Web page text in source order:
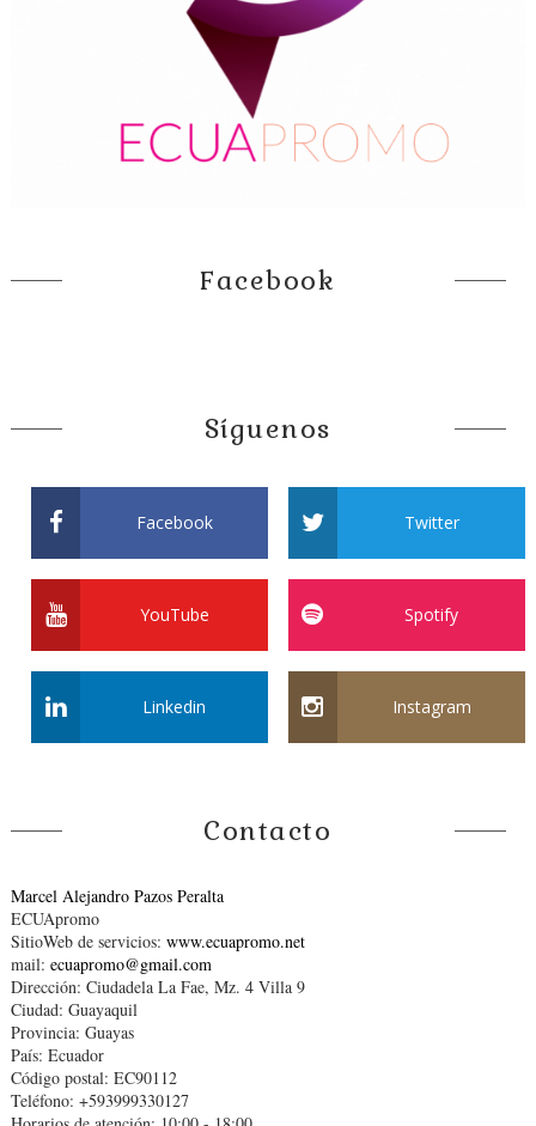
Facebook
Síguenos
Facebook Twitter
YouTube Spotify
Linkedin Instagram
Contacto
Marcel Alejandro Pazos Peralta
ECUApromo
SitioWeb de servicios: www.ecuapromo.net
mail: ecuapromo@gmail.com
Dirección: Ciudadela La Fae, Mz. 4 Villa 9
Ciudad: Guayaquil
Provincia: Guayas
País: Ecuador
Código postal: EC90112
Teléfono: +593999330127